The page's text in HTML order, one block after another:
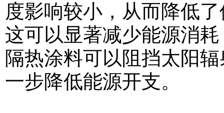
度影响较小，从而降低
这可以显著减少能源消
隔热涂料可以阻挡太阳
一步降低能源开支。